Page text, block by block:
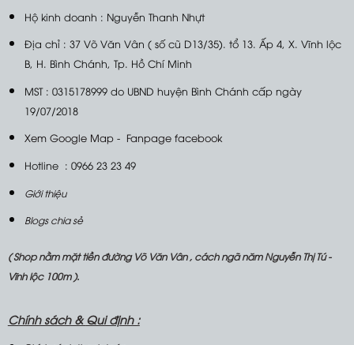
Hộ kinh doanh : Nguyễn Thanh Nhựt
Địa chỉ : 37 Võ Văn Vân ( số cũ D13/35). tổ 13. Ấp 4, X. Vĩnh lộc
B, H. Bình Chánh, Tp. Hồ Chí Minh
MST : 0315178999 do UBND huyện Bình Chánh cấp ngày
19/07/2018
Xem Google Map- Fanpage facebook
Hotline : 0966 23 23 49
Giới thiệu
Blogs chia sẻ
( Shop nằm mặt tiền đường Võ Văn Vân , cách ngã năm Nguyễn Thị Tú -
Vĩnh lộc 100m ).
Chính sách &Qui định :